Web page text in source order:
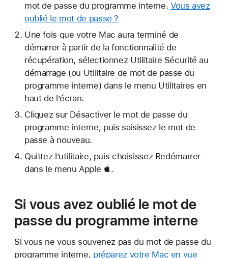
mot de passe du programme interne. Vous avez
oublié le mot de passe ?
Une fois que votre Mac aura terminé de
démarrer à partir de la fonctionnalité de
récupération, sélectionnez Utilitaire Sécurité au
démarrage (ou Utilitaire de mot de passe du
programme interne) dans le menu Utilitaires en
haut de l’écran.
Cliquez sur Désactiver le mot de passe du
programme interne, puis saisissez le mot de
passe à nouveau.
Quittez l’utilitaire, puis choisissez Redémarrer
dans le menu Apple .
Si vous avez oublié le mot de
passe du programme interne
Si vous ne vous souvenez pas du mot de passe du
programme interne, préparez votre Mac en vue